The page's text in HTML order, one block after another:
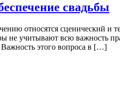
свадьбы
относятся сценический и
не учитывают всю важность
Важность этого вопроса в […]